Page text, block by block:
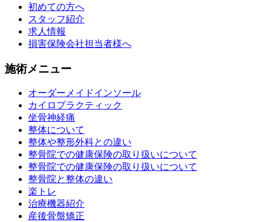
初めての方へ
スタッフ紹介
求人情報
損害保険会社担当者様へ
施術メニュー
オーダーメイドインソール
カイロプラクティック
坐骨神経痛
整体について
整体や整形外科との違い
整骨院での健康保険の取り扱いについて
整骨院での健康保険の取り扱いについて
整骨院と整体の違い
楽トレ
治療機器紹介
産後骨盤矯正